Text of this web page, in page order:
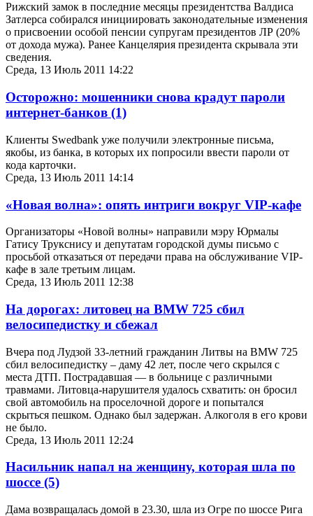
Рижский замок в последние месяцы президентства Валдиса
Затлерса собирался инициировать законодательные изменения
о присвоении особой пенсии супругам президентов ЛР (20%
от дохода мужа). Ранее Канцелярия президента скрывала эти
сведения.
Среда, 13 Июль 2011 14:22
Осторожно: мошенники снова крадут пароли
интернет-банков (1)
Клиенты Swedbank уже получили электронные письма,
якобы, из банка, в которых их попросили ввести пароли от
кода карточки.
Среда, 13 Июль 2011 14:14
«Новая волна»: опять интриги вокруг VIP-кафе
Организаторы «Новой волны» направили мэру Юрмалы
Гатису Трукснису и депутатам городской думы письмо с
просьбой отказаться от передачи права на обслуживание VIP-
кафе в зале третьим лицам.
Среда, 13 Июль 2011 12:38
На дорогах: литовец на BMW 725 сбил
велосипедистку и сбежал
Вчера под Лудзой 33-летний гражданин Литвы на BMW 725
сбил велосипедистку – даму 42 лет, после чего скрылся с
места ДТП. Пострадавшая — в больнице с различными
травмами. Литовца-нарушителя удалось схватить: он бросил
свой автомобиль на проселочной дороге и попытался
скрыться пешком. Однако был задержан. Алкоголя в его крови
не было.
Среда, 13 Июль 2011 12:24
Насильник напал на женщину, которая шла по
шоссе (5)
Дама возвращалась домой в 23.30, шла из Огре по шоссе Рига